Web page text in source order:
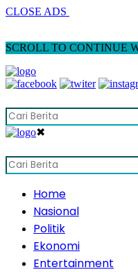
CLOSE ADS
SCROLL TO CONTINUE
✖
Home
Nasional
Politik
Ekonomi
Entertainment